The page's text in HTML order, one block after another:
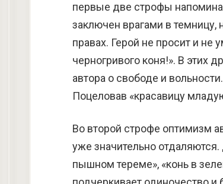
первые две строфы
заключен врагами в темницу,
правах. Герой не просит и не
черногривого коня!». В этих
автора о свободе и
Поцеловав «красавицу
Во второй строфе оптимизм
уже значительно
пышном тереме», «конь в